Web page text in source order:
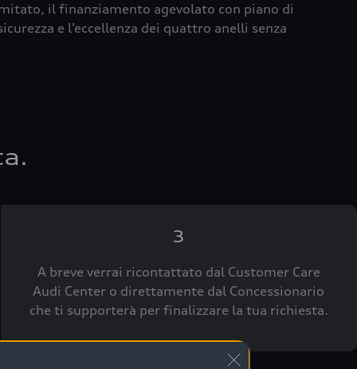
il finanziamento agevolato con piano di
e l’eccellenza dei quattro anelli senza
3
A breve verrai ricontattato dal Customer Care
Audi Center o direttamente dal Concessionario
che ti supporterà per finalizzare la tua richiesta.